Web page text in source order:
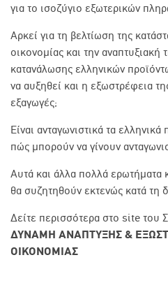
για το ισοζύγιο εξωτερικών
Αρκεί για τη βελτίωση της
οικονομίας και την
κατανάλωσης ελληνικών
να αυξηθεί και η εξωστρέφεια
εξαγωγές;
Είναι ανταγωνιστικά τα
πώς μπορούν να γίνουν
Αυτά και άλλα πολλά ερωτήματα
θα συζητηθούν εκτενώς κατά τη
Δείτε περισσότερα στο site του
ΔΥΝΑΜΗ ΑΝΑΠΤΥΞΗΣ &
ΟΙΚΟΝΟΜΙΑΣ